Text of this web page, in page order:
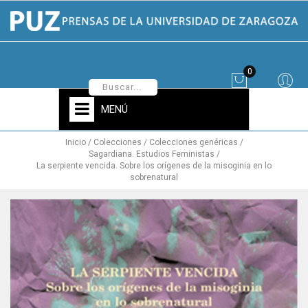
0
MENÚ
Inicio Colecciones
Colecciones genéricas
Sagardiana. Estudios Feministas
La serpiente vencida. Sobre los orígenes de la misoginia en lo
sobrenatural